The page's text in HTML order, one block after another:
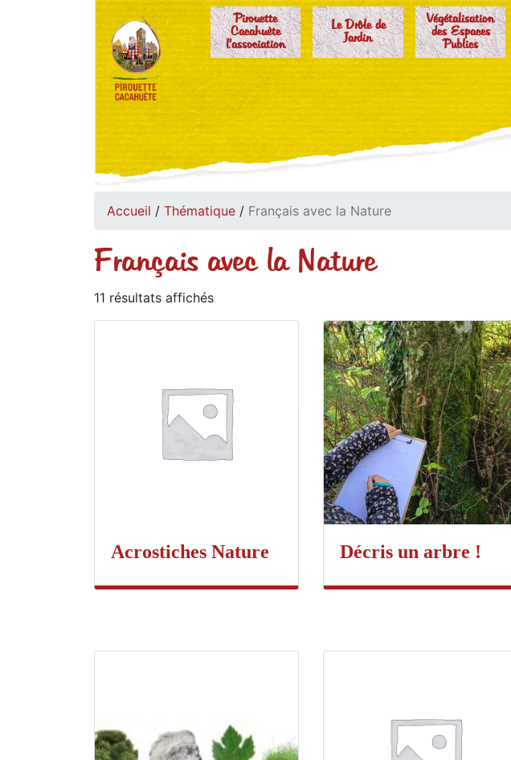
Pirouette
Cacahuète
l'association
Le Drôle de
Jardin
Végétalisation
des Espaces
Publics
Accueil / Thématique / Français avec la Nature
Français avec la Nature
11 résultats affichés
Acrostiches Nature Décris un arbre !